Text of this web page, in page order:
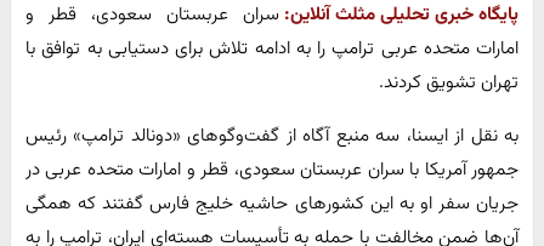
پایگاه خبری تحلیلی مثلث آنلاین: سران عربستان سعودی، قطر و
امارات متحده عربی ترامپ را به ادامه تلاش برای دستیابی به توافق با
تهران تشویق کردند.
به نقل از ایسنا، سه منبع آگاه از گفت‌وگوهای «دونالد ترامپ» رئیس
جمهور آمریکا با سران عربستان سعودی، قطر و امارات متحده عربی در
جریان سفر او به این کشورهای حاشیه خلیج فارس گفتند که همگی
آن‌ها ضمن مخالفت با حمله به تأسیسات هسته‌ای ایران، ترامپ را به